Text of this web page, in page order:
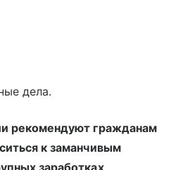
дела.
рекомендуют гражданам
к заманчивым
заработках